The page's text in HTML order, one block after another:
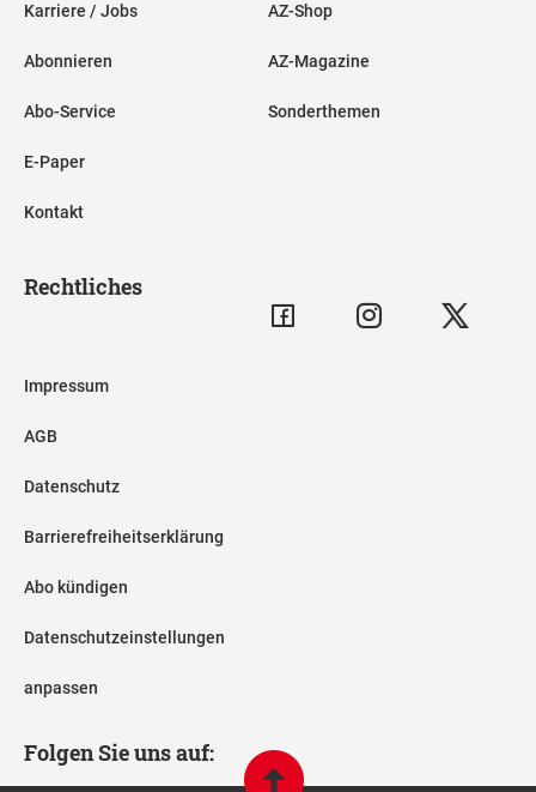
Karriere / Jobs
Abonnieren
Abo-Service
E-Paper
Kontakt
AZ-Shop
AZ-Magazine
Sonderthemen
Rechtliches
Impressum
AGB
Datenschutz
Barrierefreiheitserklärung
Abo kündigen
Datenschutzeinstellungen
anpassen
Folgen Sie uns auf: